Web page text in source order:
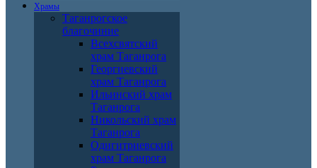
Храмы
Таганрогское
благочиние
Всехсвятский
храм Таганрога
Георгиевский
храм Таганрога
Ильинский храм
Таганрога
Никольский храм
Таганрога
Одигитриевский
храм Таганрога